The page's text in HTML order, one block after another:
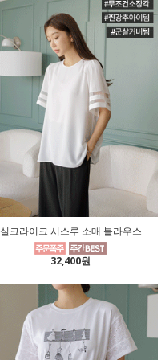
실크라이크 시스루 소매 블라우스
32,400원